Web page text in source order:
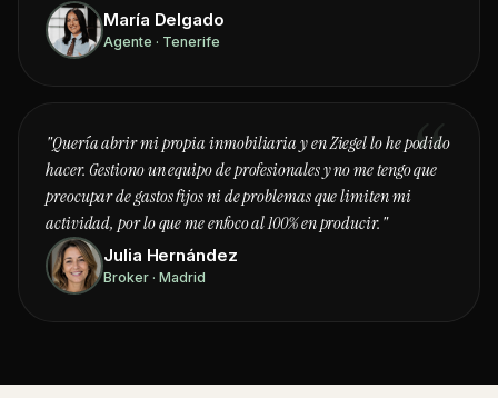
María Delgado
Agente · Tenerife
"Quería abrir mi propia inmobiliaria y en Ziegel lo he podido
hacer. Gestiono un equipo de profesionales y no me tengo que
preocupar de gastos fijos ni de problemas que limiten mi
actividad, por lo que me enfoco al 100% en producir."
Julia Hernández
Broker · Madrid